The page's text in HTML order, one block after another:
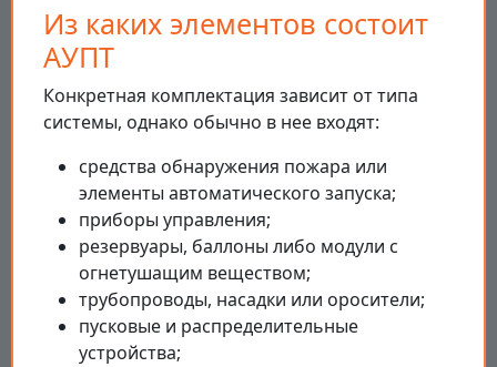
Из каких элементов состоит
АУПТ
Конкретная комплектация зависит от типа
системы, однако обычно в нее входят:
средства обнаружения пожара или
элементы автоматического запуска;
приборы управления;
резервуары, баллоны либо модули с
огнетушащим веществом;
трубопроводы, насадки или оросители;
пусковые и распределительные
устройства;